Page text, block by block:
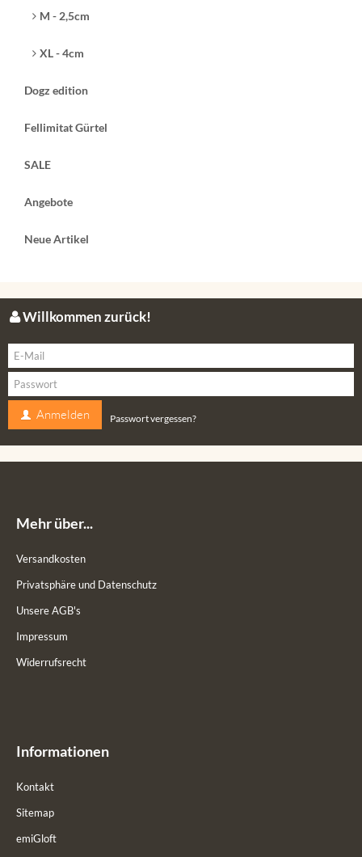
M - 2,5cm
XL - 4cm
Dogz edition
Fellimitat Gürtel
SALE
Angebote
Neue Artikel
Willkommen zurück!
Anmelden Passwort vergessen?
Mehr über...
Versandkosten
Privatsphäre und Datenschutz
Unsere AGB's
Impressum
Widerrufsrecht
Informationen
Kontakt
Sitemap
emiGloft